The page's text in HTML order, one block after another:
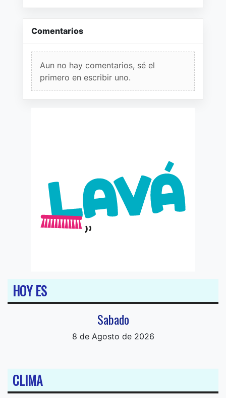
Comentarios
Aun no hay comentarios, sé el
primero en escribir uno.
HOY ES
Sabado
8 de Agosto de 2026
CLIMA